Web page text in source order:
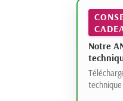
Notre